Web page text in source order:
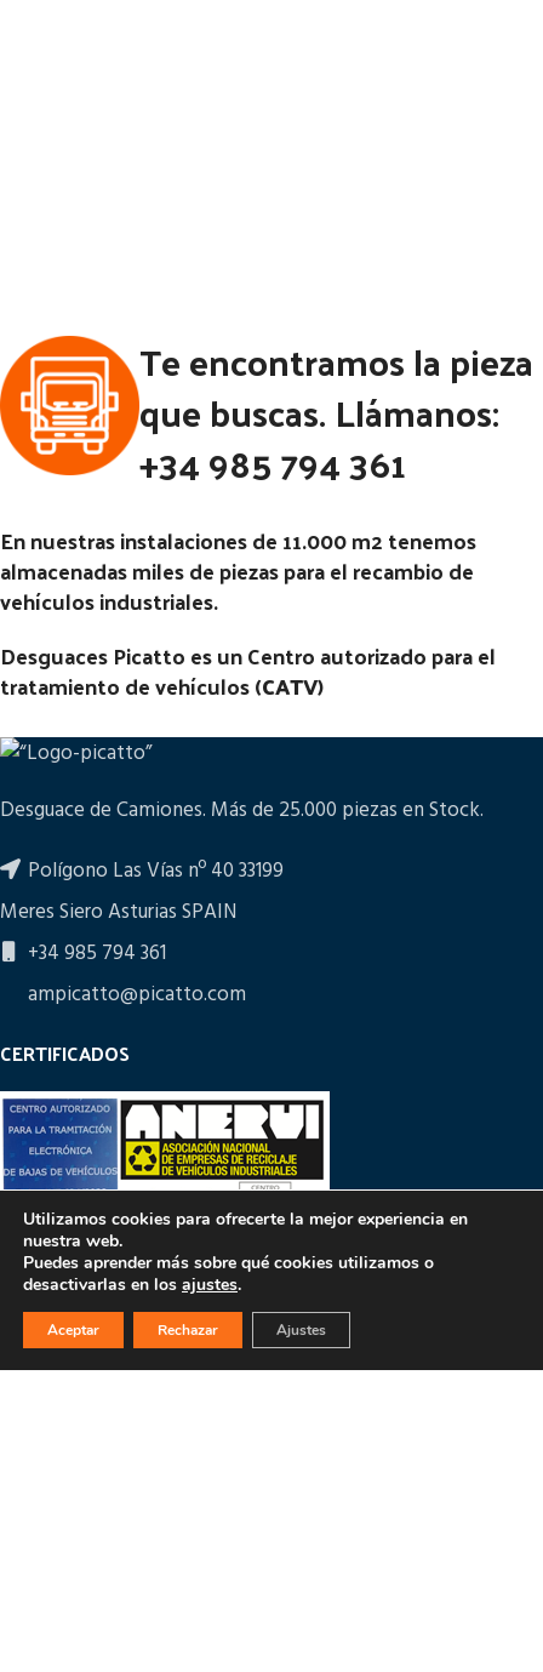
Te encontramos la pieza
que buscas. Llámanos:
+34 985 794 361
En nuestras instalaciones de 11.000 m2 tenemos
almacenadas miles de piezas para el recambio de
vehículos industriales.
Desguaces Picatto es un Centro autorizado para el
tratamiento de vehículos (CATV)
Desguace de Camiones. Más de 25.000 piezas en Stock.
Polígono Las Vías nº 40 33199
Meres Siero Asturias SPAIN
+34 985 794 361
ampicatto@picatto.com
CERTIFICADOS
PULSA PARA MÁS INFORMACIÓN
Utilizamos cookies para ofrecerte la mejor experiencia en
nuestra web.
Puedes aprender más sobre qué cookies utilizamos o
desactivarlas en los ajustes.
Aceptar Rechazar Ajustes